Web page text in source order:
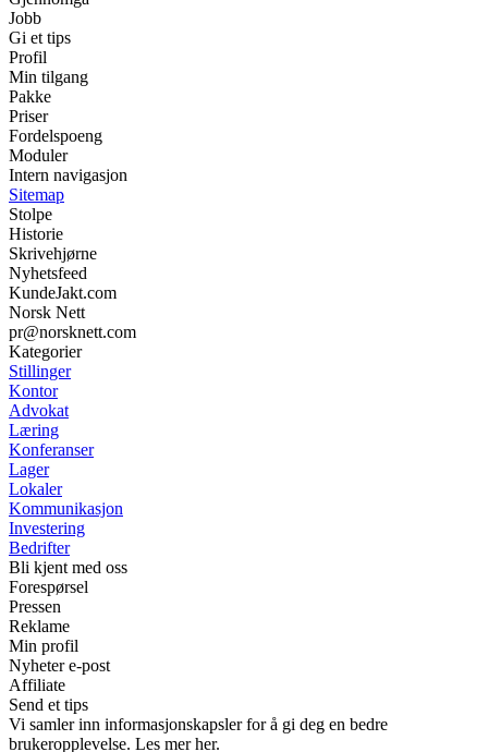
Jobb
Gi et tips
Profil
Min tilgang
Pakke
Priser
Fordelspoeng
Moduler
Intern navigasjon
Sitemap
Stolpe
Historie
Skrivehjørne
Nyhetsfeed
KundeJakt.com
Norsk Nett
pr@norsknett.com
Kategorier
Stillinger
Kontor
Advokat
Læring
Konferanser
Lager
Lokaler
Kommunikasjon
Investering
Bedrifter
Bli kjent med oss
Forespørsel
Pressen
Reklame
Min profil
Nyheter e-post
Affiliate
Send et tips
Vi samler inn informasjonskapsler for å gi deg en bedre
brukeropplevelse. Les mer her.